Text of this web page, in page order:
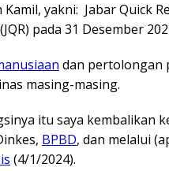
yakni: Jabar Quick
pada 31 Desember
dan pertolongan
masing-masing.
itu saya kembalikan
BPBD, dan melalui
(4/1/2024).